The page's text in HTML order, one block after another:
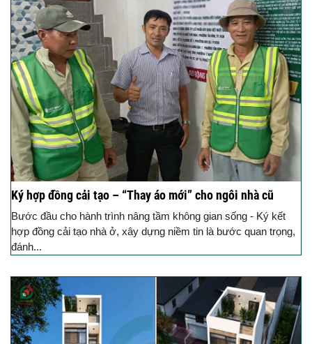
Ký hợp đồng cải tạo – “Thay áo mới” cho ngôi nhà cũ
Bước đầu cho hành trình nâng tầm không gian sống - Ký kết
hợp đồng cải tạo nhà ở, xây dựng niềm tin là bước quan trọng,
đánh...